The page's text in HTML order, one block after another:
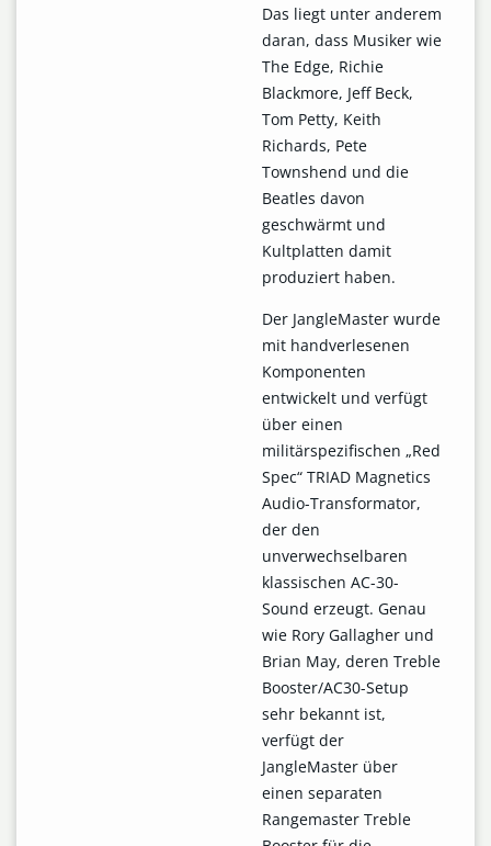
Das liegt unter anderem
daran, dass Musiker wie
The Edge, Richie
Blackmore, Jeff Beck,
Tom Petty, Keith
Richards, Pete
Townshend und die
Beatles davon
geschwärmt und
Kultplatten damit
produziert haben.
Der JangleMaster wurde
mit handverlesenen
Komponenten
entwickelt und verfügt
über einen
militärspezifischen „Red
Spec“ TRIAD Magnetics
Audio-Transformator,
der den
unverwechselbaren
klassischen AC-30-
Sound erzeugt. Genau
wie Rory Gallagher und
Brian May, deren Treble
Booster/AC30-Setup
sehr bekannt ist,
verfügt der
JangleMaster über
einen separaten
Rangemaster Treble